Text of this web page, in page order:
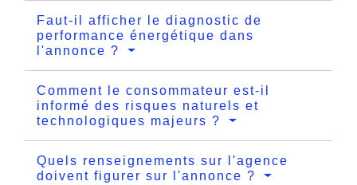
Faut-il afficher le diagnostic de
performance énergétique dans
l'annonce ?
Comment le consommateur est-il
informé des risques naturels et
technologiques majeurs ?
Quels renseignements sur l'agence
doivent figurer sur l'annonce ?